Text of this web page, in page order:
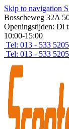
Skip to navigation
Bosscheweg 32A
Openingstijden: Di
10:00-15:00
Tel: 013 - 533 5205
Tel: 013 - 533 5205